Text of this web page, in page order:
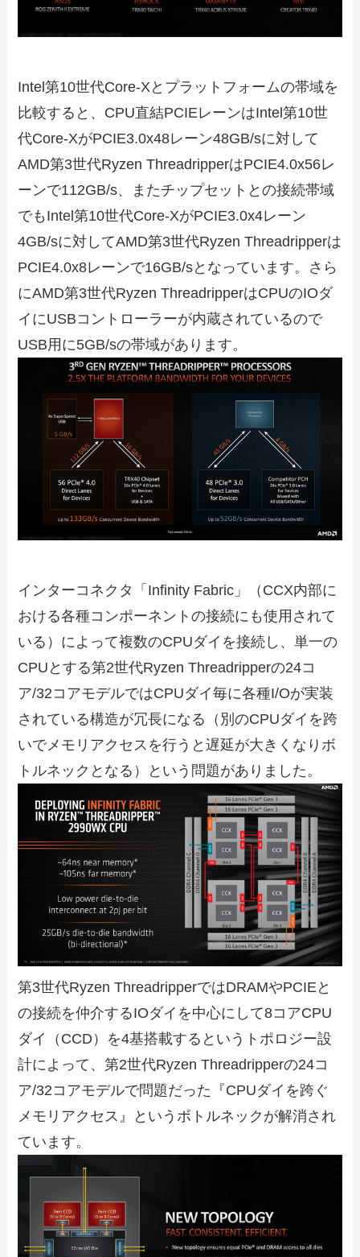
Intel第10世代Core-Xとプラットフォームの帯域を
比較すると、CPU直結PCIEレーンはIntel第10世
代Core-XがPCIE3.0x48レーン48GB/sに対して
AMD第3世代Ryzen ThreadripperはPCIE4.0x56レ
ーンで112GB/s、またチップセットとの接続帯域
でもIntel第10世代Core-XがPCIE3.0x4レーン
4GB/sに対してAMD第3世代Ryzen Threadripperは
PCIE4.0x8レーンで16GB/sとなっています。さら
にAMD第3世代Ryzen ThreadripperはCPUのIOダ
イにUSBコントローラーが内蔵されているので
USB用に5GB/sの帯域があります。
インターコネクタ「Infinity Fabric」（CCX内部に
おける各種コンポーネントの接続にも使用されて
いる）によって複数のCPUダイを接続し、単一の
CPUとする第2世代Ryzen Threadripperの24コ
ア/32コアモデルではCPUダイ毎に各種I/Oが実装
されている構造が冗長になる（別のCPUダイを跨
いでメモリアクセスを行うと遅延が大きくなりボ
トルネックとなる）という問題がありました。
第3世代Ryzen ThreadripperではDRAMやPCIEと
の接続を仲介するIOダイを中心にして8コアCPU
ダイ（CCD）を4基搭載するというトポロジー設
計によって、第2世代Ryzen Threadripperの24コ
ア/32コアモデルで問題だった『CPUダイを跨ぐ
メモリアクセス』というボトルネックが解消され
ています。